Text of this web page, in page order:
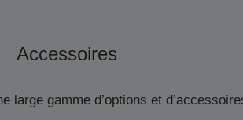
Accessoires
large gamme d’options et